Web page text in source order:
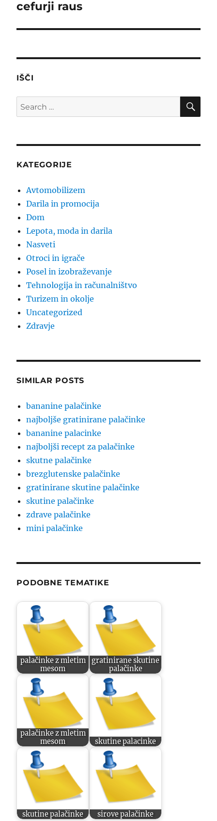
Next
cefurji raus
IŠČI
Search
for:
KATEGORIJE
Avtomobilizem
Darila in promocija
Dom
Lepota, moda in darila
Nasveti
Otroci in igrače
Posel in izobraževanje
Tehnologija in računalništvo
Turizem in okolje
Uncategorized
Zdravje
SIMILAR POSTS
bananine palačinke
najboljše gratinirane palačinke
bananine palacinke
najboljši recept za palačinke
skutne palačinke
brezglutenske palačinke
gratinirane skutine palačinke
skutine palačinke
zdrave palačinke
mini palačinke
PODOBNE TEMATIKE
palačinke z mletim
mesom
gratinirane skutine
palačinke
palačinke z mletim
mesom
skutine palacinke
skutine palačinke sirove palačinke